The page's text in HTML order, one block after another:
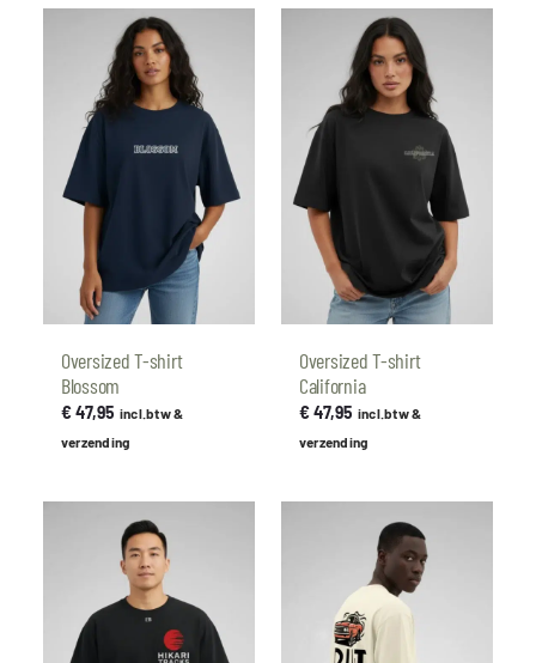
Oversized T-shirt
Blossom
€47,95 incl.btw &
verzending
Oversized T-shirt
California
€47,95 incl.btw &
verzending